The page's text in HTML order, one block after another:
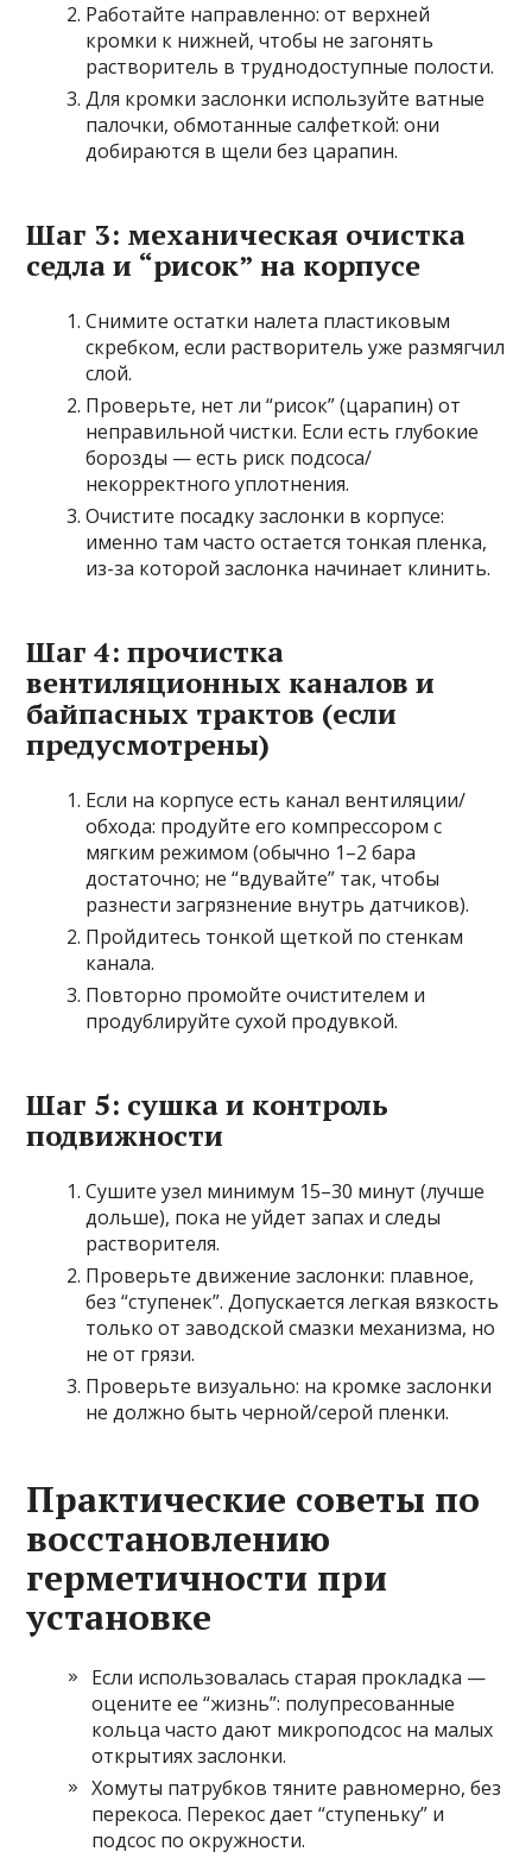
Работайте направленно: от верхней
кромки к нижней, чтобы не загонять
растворитель в труднодоступные полости.
Для кромки заслонки используйте ватные
палочки, обмотанные салфеткой: они
добираются в щели без царапин.
Шаг 3: механическая очистка
седла и “рисок” на корпусе
Снимите остатки налета пластиковым
скребком, если растворитель уже размягчил
слой.
Проверьте, нет ли “рисок” (царапин) от
неправильной чистки. Если есть глубокие
борозды — есть риск подсоса/
некорректного уплотнения.
Очистите посадку заслонки в корпусе:
именно там часто остается тонкая пленка,
из-за которой заслонка начинает клинить.
Шаг 4: прочистка
вентиляционных каналов и
байпасных трактов (если
предусмотрены)
Если на корпусе есть канал вентиляции/
обхода: продуйте его компрессором с
мягким режимом (обычно 1–2 бара
достаточно; не “вдувайте” так, чтобы
разнести загрязнение внутрь датчиков).
Пройдитесь тонкой щеткой по стенкам
канала.
Повторно промойте очистителем и
продублируйте сухой продувкой.
Шаг 5: сушка и контроль
подвижности
Сушите узел минимум 15–30 минут (лучше
дольше), пока не уйдет запах и следы
растворителя.
Проверьте движение заслонки: плавное,
без “ступенек”. Допускается легкая вязкость
только от заводской смазки механизма, но
не от грязи.
Проверьте визуально: на кромке заслонки
не должно быть черной/серой пленки.
Практические советы по
восстановлению
герметичности при
установке
Если использовалась старая прокладка —
оцените ее “жизнь”: полупресованные
кольца часто дают микроподсос на малых
открытиях заслонки.
Хомуты патрубков тяните равномерно, без
перекоса. Перекос дает “ступеньку” и
подсос по окружности.